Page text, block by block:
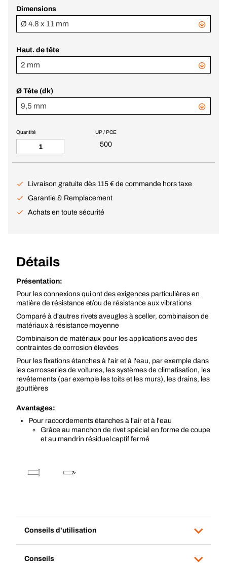
Dimensions
Ø 4.8 x 11 mm
Haut. de tête
2 mm
Ø Tête (dk)
9,5 mm
UP / PCE
500
Quantité
Livraison gratuite dès 115 € de commande hors taxe
Garantie & Remplacement
Achats en toute sécurité
Détails
Présentation:
Pour les connexions qui ont des exigences particulières en
matière de résistance et/ou de résistance aux vibrations
Comparé à d'autres rivets aveugles à sceller, combinaison de
matériaux à résistance moyenne
Combinaison de matériaux pour les applications avec des
contraintes de corrosion élevées
Pour les fixations étanches à l'air et à l'eau, par exemple dans
les carrosseries de voitures, les systèmes de climatisation, les
revêtements (par exemple les toits et les murs), les drains, les
gouttières
Avantages:
Pour raccordements étanches à l'air et à l'eau
Grâce au manchon de rivet spécial en forme de coupe
et au mandrin résiduel captif fermé
Conseils d'utilisation
Conseils